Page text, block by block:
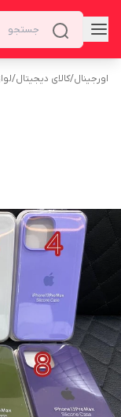
اورجینال/کالای دیجیتال/